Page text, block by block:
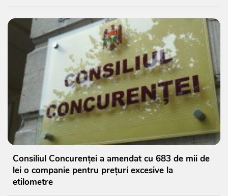
Consiliul Concurenței a amendat cu 683 de mii de
lei o companie pentru prețuri excesive la
etilometre